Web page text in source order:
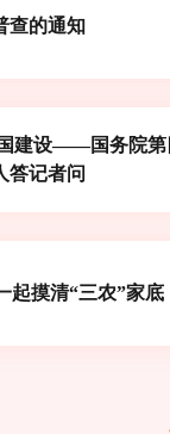
查的通知
建设——国务院第
答记者问
起摸清“三农”家底